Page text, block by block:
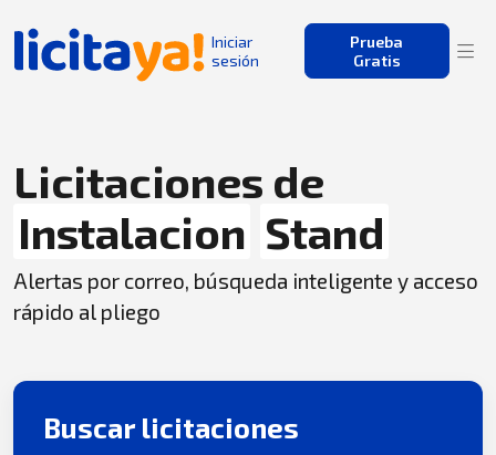
Iniciar
sesión
Prueba
Gratis
Licitaciones de
Instalacion Stand
Alertas por correo, búsqueda inteligente y acceso
rápido al pliego
Buscar licitaciones